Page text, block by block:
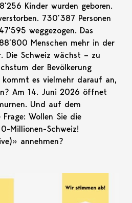
Kinder wurden geboren.
730’387 Personen
weggezogen. Das
Menschen mehr in der
Die Schweiz wächst – zu
der Bevölkerung
kommt es vielmehr darauf an,
Am 14. Juni 2026 öffnet
Und auf dem
Wollen Sie die
Millionen-Schweiz!
annehmen?